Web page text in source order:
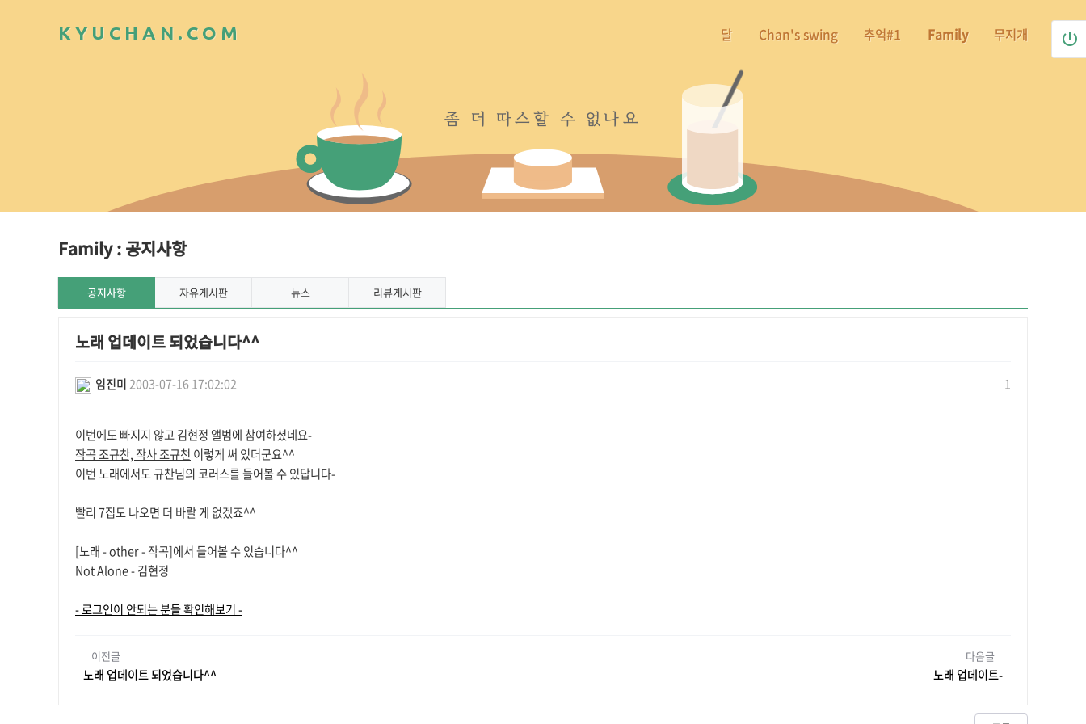
K Y U C H A N . C O M 달 Chan's swing 추억#1 Family 무지개 power_settings_new
좀 더 따스 할 수 없 나 요
Family : 공지사항
공지사항 자유게시판 뉴스 리뷰게시판
노래 업데이트 되었습니다^^
임진미 2003-07-16 17:02:02 1
이번에도 빠지지 않고 김현정 앨범에 참여하셨네요-
작곡 조규찬, 작사 조규천 이렇게 써 있더군요^^
이번 노래에서도 규찬님의 코러스를 들어볼 수 있답니다-
빨리 7집도 나오면 더 바랄 게 없겠죠^^
[노래 - other - 작곡]에서 들어볼 수 있습니다^^
Not Alone - 김현정
- 로그인이 안되는 분들 확인해보기 -
이전글
노래 업데이트 되었습니다^^
다음글
노래 업데이트-